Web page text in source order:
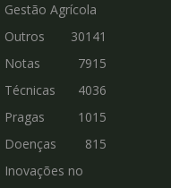
Gestão Agrícola
30141
Outros
7915
Notas
Técnicas
4036
Pragas
1015
Doenças
815
Inovações no